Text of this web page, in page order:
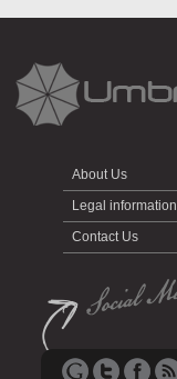
About Us
Legal information
Contact Us